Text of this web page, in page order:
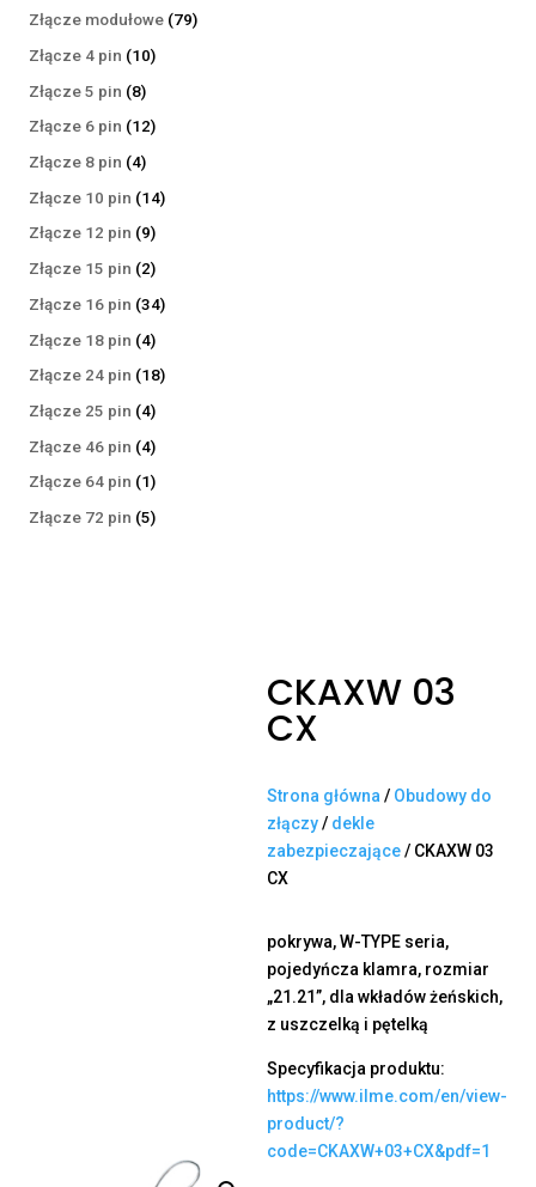
produkty
Złącze modułowe 7979
Złącze 4 pin 1010
Złącze 5 pin 88
produktów
Złącze 6 pin 1212
Złącze 8 pin 44
produkty
Złącze 10 pin 1414
Złącze 12 pin 99
produktów
Złącze 15 pin 22
produkty
Złącze 16 pin 3434
Złącze 18 pin 44
produkty
Złącze 24 pin 1818
Złącze 25 pin 44
produkty
Złącze 46 pin 44
produkty
Złącze 64 pin 11
produkt
Złącze 72 pin 55
CKAXW 03
CX
Strona główna / Obudowy do
złączy/ dekle
zabezpieczające/ CKAXW 03
CX
pokrywa, W-TYPE seria,
pojedyńcza klamra, rozmiar
„21.21”, dla wkładów żeńskich,
z uszczelką i pętelką
Specyfikacja produktu:
https://www.ilme.com/en/view-
product/?
code=CKAXW+03+CX&pdf=1